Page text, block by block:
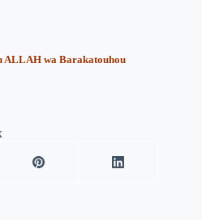
ALLAH wa Barakatouhou